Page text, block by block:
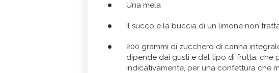
Una mela
Il succo e la buccia di un limone non
200 grammi di zucchero di canna
dipende dai gusti e dal tipo di frutta, che
indicativamente, per una confettura che